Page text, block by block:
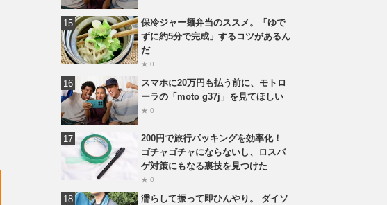
保冷ジャー麺弁当のススメ。「ゆで
ずに約5分で完成」するコツがあるん
だ
★ 0
スマホに20万円も払う前に、モトロ
ーラの「moto g37j」を見てほしい
★ 0
200円で旅行パッキングを効率化！
ゴチャゴチャにならないし、ロスバ
ゲ対策にもなる裏技を見つけた
★ 0
濡らして振って即ひんやり。 ダイソ